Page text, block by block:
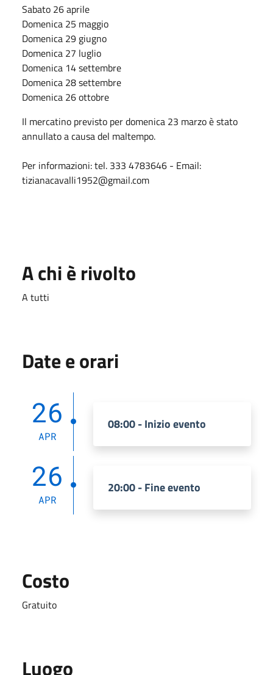
Sabato 26 aprile
Domenica 25 maggio
Domenica 29 giugno
Domenica 27 luglio
Domenica 14 settembre
Domenica 28 settembre
Domenica 26 ottobre
Il mercatino previsto per domenica 23 marzo è stato
annullato a causa del maltempo.
Per informazioni: tel. 333 4783646 - Email:
tizianacavalli1952@gmail.com
A chi è rivolto
A tutti
Date e orari
26
APR
08:00 - Inizio evento
26
APR
20:00 - Fine evento
Costo
Gratuito
Luogo